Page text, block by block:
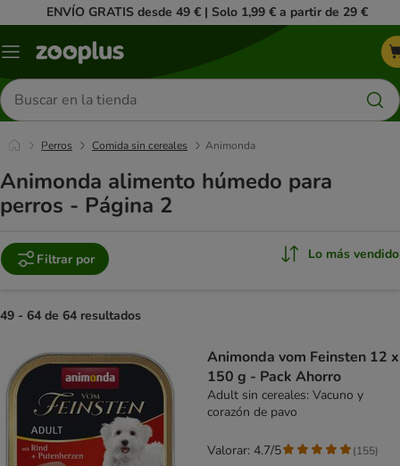
ENVÍO GRATIS desde 49 € | Solo 1,99 € a partir de 29 €
Menú
Buscar
productos
Perros Comida sin cereales Animonda
Animonda alimento húmedo para
perros - Página 2
Filtrar por Lo más vendido
49 - 64 de 64 resultados
Animonda vom Feinsten 12 x
150 g - Pack Ahorro
Adult sin cereales: Vacuno y
corazón de pavo
Valorar: 4.7/5 (155)